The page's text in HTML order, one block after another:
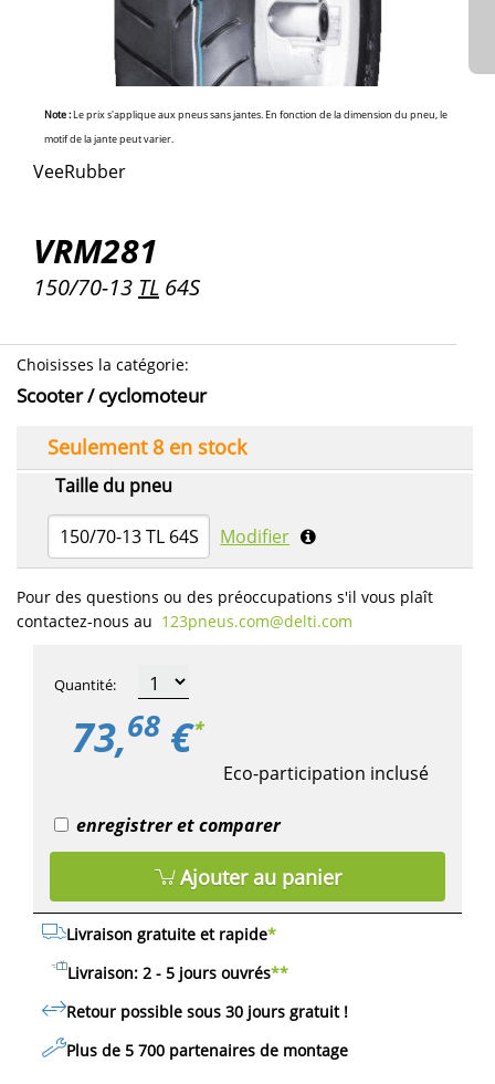
Note :Le prix s'applique aux pneus sans jantes. En fonction de la dimension du pneu, le
motif de la jante peut varier.
VeeRubber
VRM281
150/70-13 TL 64S
Choisisses la catégorie:
Scooter / cyclomoteur
Taille du pneu
150/70-13 TL 64S Modifier
Seulement 8 en stock
Pour des questions ou des préoccupations s'il vous plaît
contactez-nous au 123pneus.com​@delti.com
73,68 €*
Eco-participation inclusé
Livraison gratuite et rapide*
Livraison: 2 - 5 jours ouvrés**
Retour possible sous 30 jours gratuit!
Plus de 5 700 partenaires de montage
Quantité:
enregistrer et comparer
Ajouter au panier